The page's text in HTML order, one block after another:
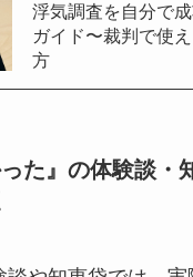
浮気調査を自分で
ガイド〜裁判で使
方
った』の体験談・